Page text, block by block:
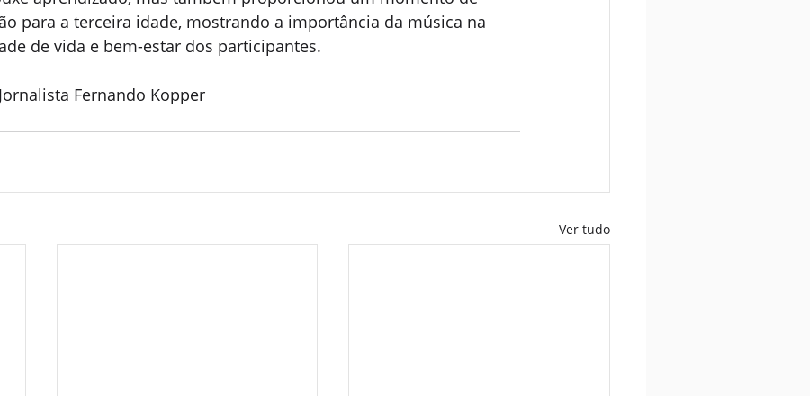
para a terceira idade, mostrando a importância da música na
de vida e bem-estar dos participantes.
Fernando Kopper
Ver tudo